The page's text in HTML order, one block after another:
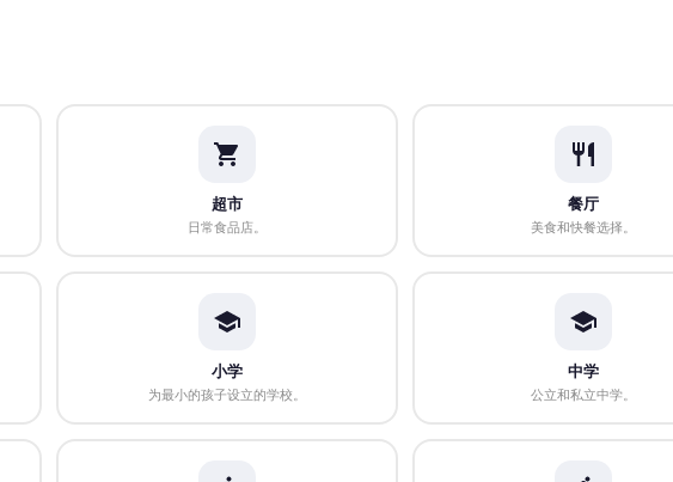
超市
日常食品店。
餐厅
美食和快餐选择。
小学
为最小的孩子设立的学校。
中学
公立和私立中学。